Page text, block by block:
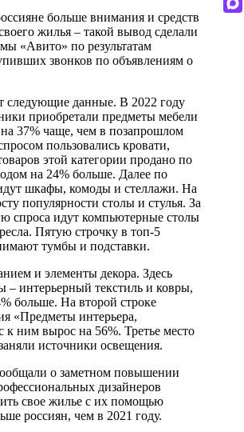
больше внимания и средств
жилья – такой вывод сделали
«Авито» по результатам
звонков по объявлениям о
следующие данные. В 2022 году
приобретали предметы мебели
на 37% чаще, чем в позапрошлом
пользовались кровати,
этой категории продано по
на 24% больше. Далее по
шкафы, комоды и стеллажи. На
популярности столы и стулья. За
спроса идут компьютерные столы
Пятую строчку в топ-5
тумбы и подставки.
и элементы декора. Здесь
– интерьерный текстиль и ковры,
больше. На второй строке
«Предметы интерьера,
к ним вырос на 56%. Третье место
источники освещения.
о заметном повышении
дизайнеров
свое жилье с их помощью
россиян, чем в 2021 году.